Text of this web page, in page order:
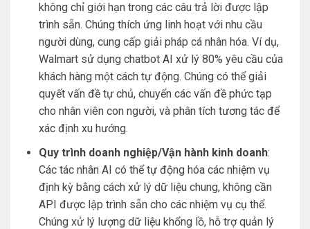
không chỉ giới hạn trong các câu trả lời được lập
trình sẵn. Chúng thích ứng linh hoạt với nhu cầu
người dùng, cung cấp giải pháp cá nhân hóa. Ví dụ,
Walmart sử dụng chatbot AI xử lý 80% yêu cầu của
khách hàng một cách tự động. Chúng có thể giải
quyết vấn đề tự chủ, chuyển các vấn đề phức tạp
cho nhân viên con người, và phân tích tương tác để
xác định xu hướng.
Quy trình doanh nghiệp/Vận hành kinh doanh:
Các tác nhân AI có thể tự động hóa các nhiệm vụ
định kỳ bằng cách xử lý dữ liệu chung, không cần
API được lập trình sẵn cho các nhiệm vụ cụ thể.
Chúng xử lý lượng dữ liệu khổng lồ, hỗ trợ quản lý